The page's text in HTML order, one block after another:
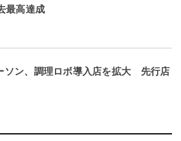
最高達成
ソン、調理ロボ導入店を拡大 先行店